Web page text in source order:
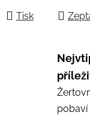
Tisk
pobaví